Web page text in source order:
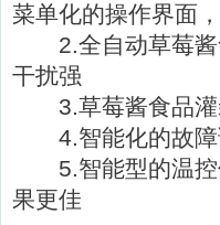
菜单化的操作界面
2.全自动草莓酱
干扰强
3.草莓酱食品灌
4.智能化的故障
5.智能型的温控
果更佳